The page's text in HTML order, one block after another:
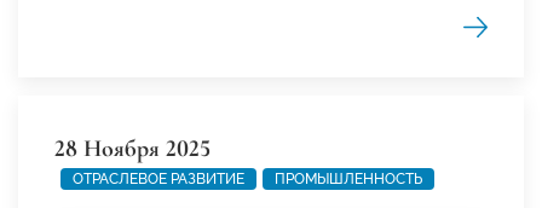
28 Ноября 2025
ОТРАСЛЕВОЕ РАЗВИТИЕ ПРОМЫШЛЕННОСТЬ